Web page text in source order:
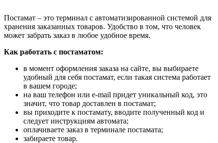
Постамат – это терминал с автоматизированной системой для
хранения заказанных товаров. Удобство в том, что человек
может забрать заказ в любое удобное время.
Как работать с постаматом:
в момент оформления заказа на сайте, вы выбираете
удобный для себя постамат, если такая система работает
в вашем городе;
на ваш телефон или e-mail придет уникальный код, это
значит, что товар доставлен в постамат;
вы приходите к постамату, вводите полученный код и
следует инструкциям автомата;
оплачиваете заказ в терминале постамата;
забираете товар.